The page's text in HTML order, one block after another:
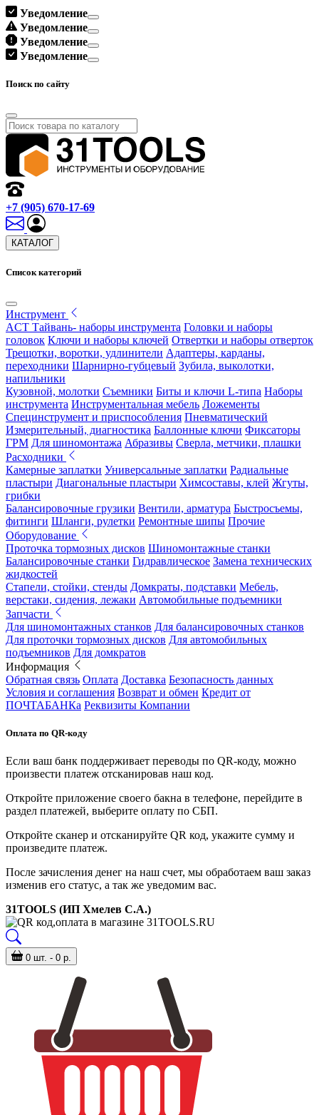
Уведомление
Уведомление
Уведомление
Уведомление
Поиск по сайту
+7 (905) 670-17-69
КАТАЛОГ
Список категорий
Инструмент
ACT Тайвань- наборы инструмента Головки и наборы
головок Ключи и наборы ключей Отвертки и наборы отверток
Трещотки, воротки, удлинители Адаптеры, карданы,
переходники Шарнирно-губцевый Зубила, выколотки,
напильники
Кузовной, молотки Съемники Биты и ключи L-типа Наборы
инструмента Инструментальная мебель Ложементы
Специнструмент и приспособления Пневматический
Измерительный, диагностика Баллонные ключи Фиксаторы
ГРМ Для шиномонтажа Абразивы Сверла, метчики, плашки
Расходники
Камерные заплатки Универсальные заплатки Радиальные
пластыри Диагональные пластыри Химсоставы, клей Жгуты,
грибки
Балансировочные грузики Вентили, арматура Быстросъемы,
фитинги Шланги, рулетки Ремонтные шипы Прочие
Оборудование
Проточка тормозных дисков Шиномонтажные станки
Балансировочные станки Гидравлическое Замена технических
жидкостей
Стапели, стойки, стенды Домкраты, подставки Мебель,
верстаки, сидения, лежаки Автомобильные подъемники
Запчасти
Для шиномонтажных станков Для балансировочных станков
Для проточки тормозных дисков Для автомобильных
подъемников Для домкратов
Информация
Обратная связь Оплата Доставка Безопасность данных
Условия и соглашения Возврат и обмен Кредит от
ПОЧТАБАНКа Реквизиты Компании
Оплата по QR-коду
Если ваш банк поддерживает переводы по QR-коду, можно
произвести платеж отсканировав наш код.
Откройте приложение своего бакна в телефоне, перейдите в
раздел платежей, выберите оплату по СБП.
Откройте сканер и отсканируйте QR код, укажите сумму и
произведите платеж.
После зачисления денег на наш счет, мы обработаем ваш заказ
изменив его статус, а так же уведомим вас.
31TOOLS (ИП Хмелев С.А.)
0 шт. - 0 р.